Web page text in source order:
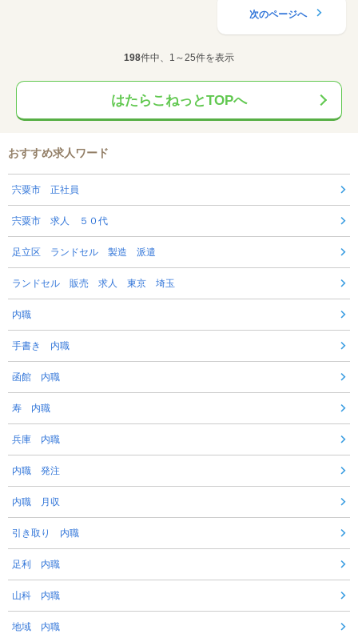
次のページへ
198件中、1～25件を表示
はたらこねっとTOPへ
おすすめ求人ワード
宍粟市 正社員
宍粟市 求人 ５０代
足立区 ランドセル 製造 派遣
ランドセル 販売 求人 東京 埼玉
内職
手書き 内職
函館 内職
寿 内職
兵庫 内職
内職 発注
内職 月収
引き取り 内職
足利 内職
山科 内職
地域 内職